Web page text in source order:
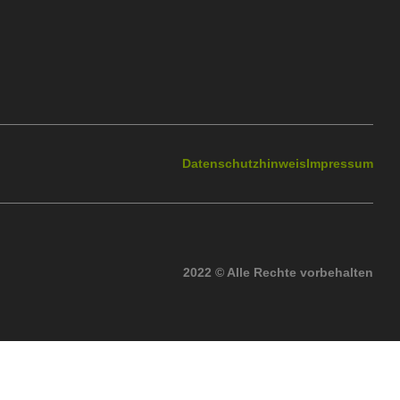
DatenschutzhinweisImpressum
2022 © Alle Rechte vorbehalten